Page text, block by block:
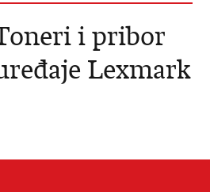
i pribor
Lexmark